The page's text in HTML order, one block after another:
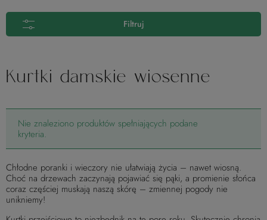
Filtruj
Kurtki damskie wiosenne
Nie znaleziono produktów spełniających podane
kryteria.
Chłodne poranki i wieczory nie ułatwiają życia – nawet wiosną.
Choć na drzewach zaczynają pojawiać się pąki, a promienie słońca
coraz częściej muskają naszą skórę – zmiennej pogody nie
unikniemy!